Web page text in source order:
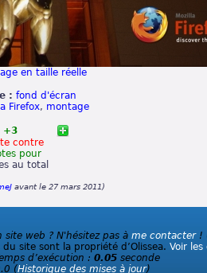
en taille réelle
: fond d'écran
Firefox, montage
+3
contre
pour
au total
avant le 27 mars 2011)
web ? N'hésitez pas à me contacter!
site sont la propriété d’Olissea. Voir
d’exécution : 0.05seconde
(Historique des mises à jour)